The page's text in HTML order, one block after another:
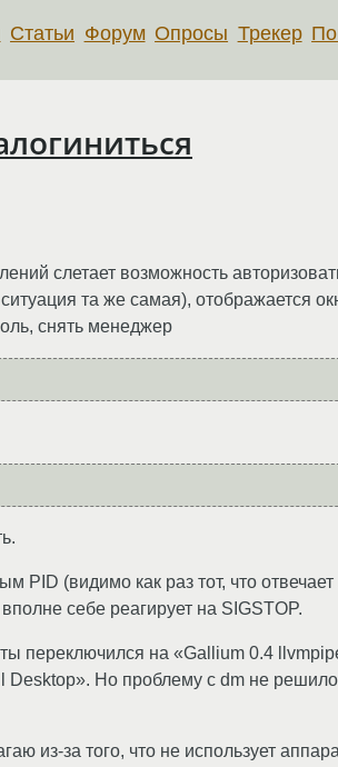
Статьи Форум Опросы Трекер
слетает возможность
та же самая), отображается
снять менеджер
PID (видимо как раз тот, что
себе реагирует на SIGSTOP.
переключился на «Gallium 0.4
Desktop». Но проблему с dm не
из-за того, что не использует